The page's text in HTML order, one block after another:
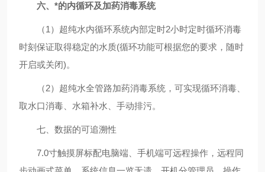
六、*的内循环及加药消毒系统
（1）超纯水内循环系统内部定时2小时定时循环消毒
时刻保证取得稳定的水质(循环功能可根据您的要求，随时
开启或关闭)。
（2）超纯水全管路加药消毒系统，可实现循环消毒、
取水口消毒、水箱补水、手动排污。
七、数据的可追溯性
7.0寸触摸屏标配电脑端、手机端可远程操作，远程同